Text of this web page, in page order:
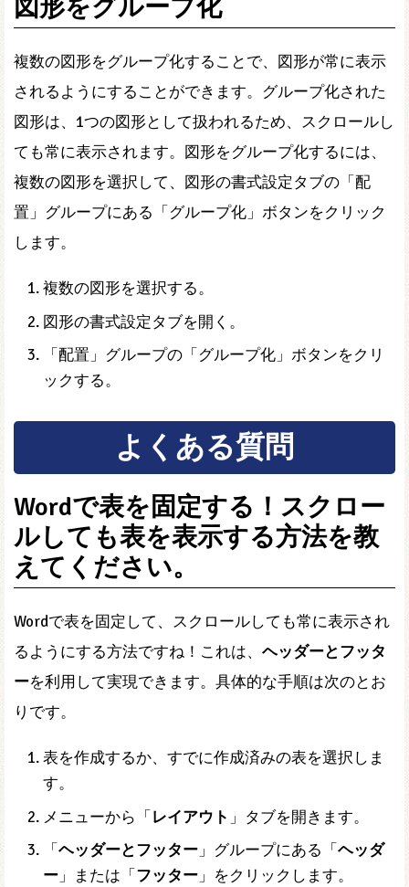
図形をグループ化
複数の図形をグループ化することで、図形が常に表示
されるようにすることができます。グループ化された
図形は、1つの図形として扱われるため、スクロールし
ても常に表示されます。図形をグループ化するには、
複数の図形を選択して、図形の書式設定タブの「配
置」グループにある「グループ化」ボタンをクリック
します。
複数の図形を選択する。
図形の書式設定タブを開く。
「配置」グループの「グループ化」ボタンをクリ
ックする。
よくある質問
Wordで表を固定する！スクロー
ルしても表を表示する方法を教
えてください。
Wordで表を固定して、スクロールしても常に表示され
るようにする方法ですね！これは、 ヘッダーとフッタ
ーを利用して実現できます。具体的な手順は次のとお
りです。
表を作成するか、すでに作成済みの表を選択しま
す。
メニューから「レイアウト 」タブを開きます。
「 ヘッダーとフッター 」グループにある「 ヘッダ
ー 」または「 フッター 」をクリックします。